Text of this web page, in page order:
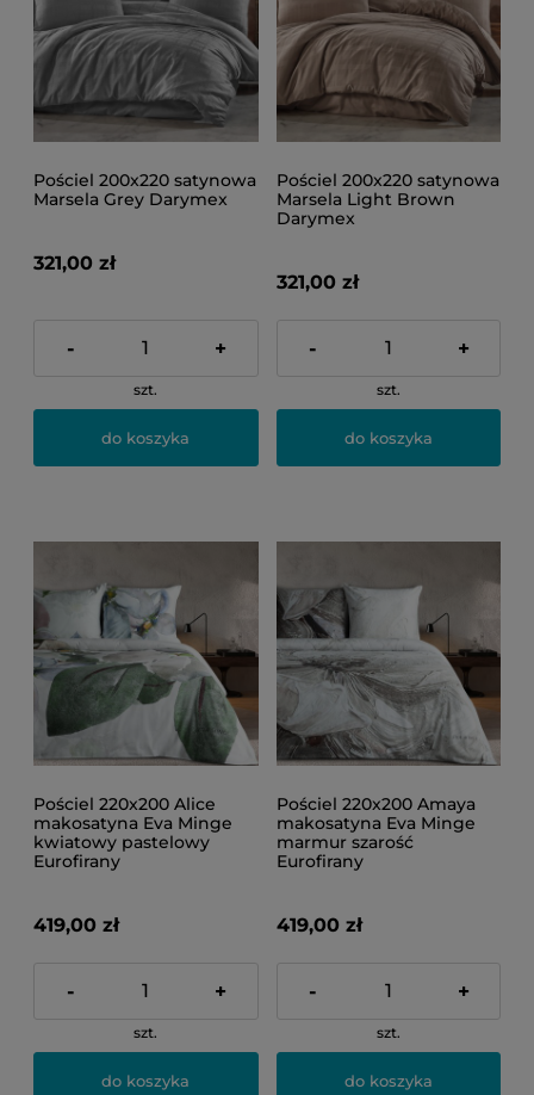
Pościel 200x220 satynowa
Marsela Grey Darymex
321,00 zł
- +
szt.
do koszyka
Pościel 200x220 satynowa
Marsela Light Brown
Darymex
321,00 zł
- +
szt.
do koszyka
Pościel 220x200 Alice
makosatyna Eva Minge
kwiatowy pastelowy
Eurofirany
419,00 zł
- +
szt.
do koszyka
Pościel 220x200 Amaya
makosatyna Eva Minge
marmur szarość
Eurofirany
419,00 zł
- +
szt.
do koszyka